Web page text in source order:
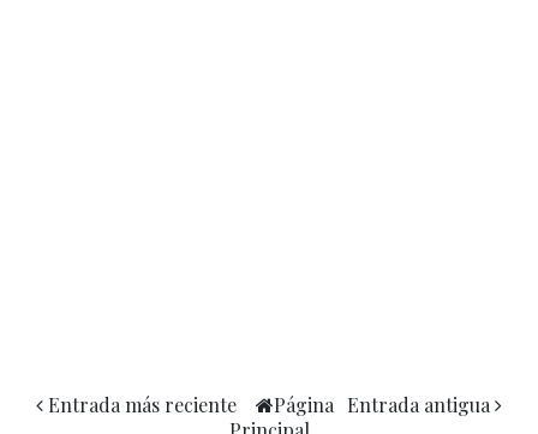
Entrada más reciente Entrada antigua
Página